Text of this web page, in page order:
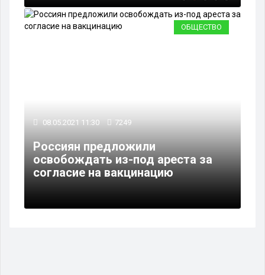
ОБЩЕСТВО
08.05.2021 11:30 7249
Россиян предложили
освобождать из-под ареста за
согласие на вакцинацию